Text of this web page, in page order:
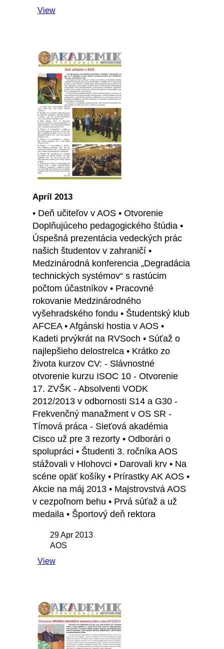
View
Apríl 2013
• Deň učiteľov v AOS • Otvorenie
Doplňujúceho pedagogického štúdia •
Úspešná prezentácia vedeckých prác
našich študentov v zahraničí •
Medzinárodná konferencia „Degradácia
technických systémov“ s rastúcim
počtom účastníkov • Pracovné
rokovanie Medzinárodného
vyšehradského fondu • Študentský klub
AFCEA • Afgánski hostia v AOS •
Kadeti prvýkrát na RVSoch • Súťaž o
najlepšieho delostrelca • Krátko zo
života kurzov CV: - Slávnostné
otvorenie kurzu ISOC 10 - Otvorenie
17. ZVŠK - Absolventi VODK
2012/2013 v odbornosti S14 a G30 -
Frekvenčný manažment v OS SR -
Tímová práca - Sieťová akadémia
Cisco už pre 3 rezorty • Odborári o
spolupráci • Študenti 3. ročníka AOS
stážovali v Hlohovci • Darovali krv • Na
scéne opäť košíky • Prírastky AK AOS •
Akcie na máj 2013 • Majstrovstvá AOS
v cezpoľnom behu • Prvá súťaž a už
medaila • Športový deň rektora
29 Apr 2013
AOS
View